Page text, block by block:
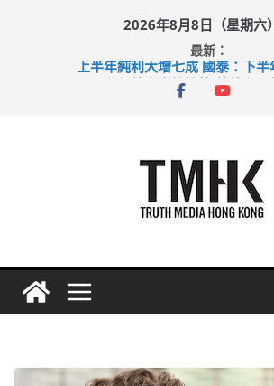
2026年8月8日（星期六）
最新：
上半年純利大增七成 國泰：下
拜仁熱身賽挫維拉 啟德主場